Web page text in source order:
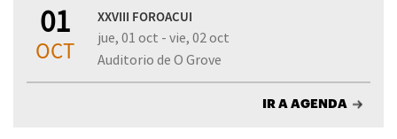
01
OCT
XXVIII FOROACUI
jue, 01 oct - vie, 02 oct
Auditorio de O Grove
IR A AGENDA